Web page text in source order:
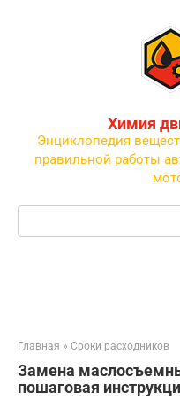
Химия
Энциклопедия
правильной работы
Поиск:
Главная » Сроки расходников
Замена
пошаговая